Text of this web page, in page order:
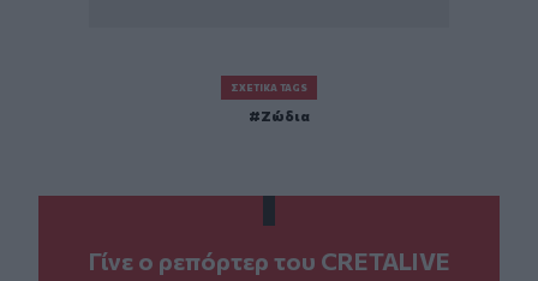
ΣΧΕΤΙΚΆ TAGS
Ζώδια
Γίνε ο ρεπόρτερ του CRETALIVE